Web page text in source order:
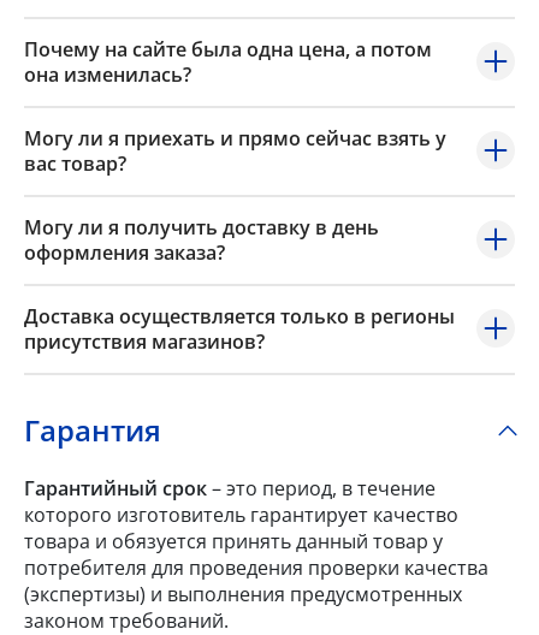
Почему на сайте была одна цена, а потом
она изменилась?
Могу ли я приехать и прямо сейчас взять у
вас товар?
Могу ли я получить доставку в день
оформления заказа?
Доставка осуществляется только в регионы
присутствия магазинов?
Гарантия
Гарантийный срок– это период, в течение
которого изготовитель гарантирует качество
товара и обязуется принять данный товар у
потребителя для проведения проверки качества
(экспертизы) и выполнения предусмотренных
законом требований.